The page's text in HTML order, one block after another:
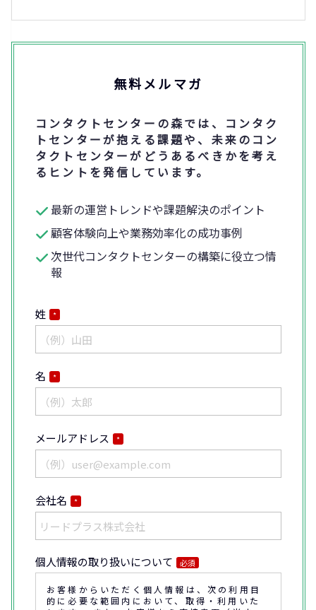
無料メルマガ
コンタクトセンターの森では、コンタク
トセンターが抱える課題や、未来のコン
タクトセンターがどうあるべきかを考え
るヒントを発信しています。
最新の運営トレンドや課題解決のポイント
顧客体験向上や業務効率化の成功事例
次世代コンタクトセンターの構築に役立つ情
報
姓 *
名 *
メールアドレス *
会社名 *
個人情報の取り扱いについて 必須
お客様からいただく個人情報は、次の利用目
的に必要な範囲内において、取得・利用いた